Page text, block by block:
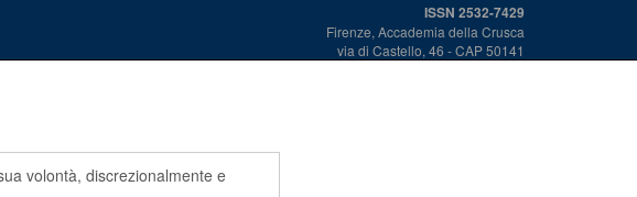
ISSN 2532-7429
Firenze, Accademia della Crusca
via di Castello, 46 - CAP 50141
volontà, discrezionalmente e